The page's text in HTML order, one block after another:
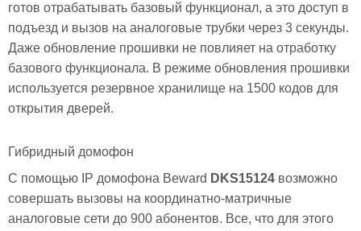
готов отрабатывать базовый функционал, а это доступ в
подъезд и вызов на аналоговые трубки через 3 секунды.
Даже обновление прошивки не повлияет на отработку
базового функционала. В режиме обновления прошивки
используется резервное хранилище на 1500 кодов для
открытия дверей.
Гибридный домофон
С помощью IP домофона Beward DKS15124 возможно
совершать вызовы на координатно-матричные
аналоговые сети до 900 абонентов. Все, что для этого